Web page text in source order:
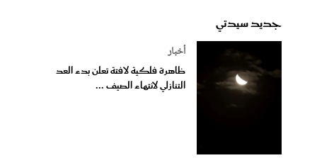
جديد سيدتي
أخبار
ظاهرة فلكية لافتة تعلن بدء العد
التنازلي لانتهاء الصيف ...